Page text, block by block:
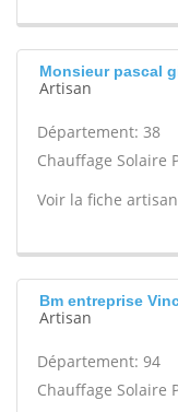
Monsieur pascal
Artisan
Département: 38
Chauffage Solaire
Voir la fiche
Bm entreprise
Artisan
Département: 94
Chauffage Solaire